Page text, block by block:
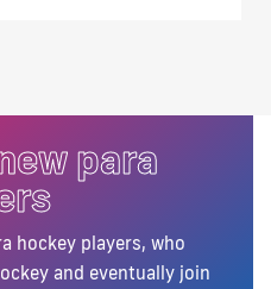
para
hockey players, who
and eventually join